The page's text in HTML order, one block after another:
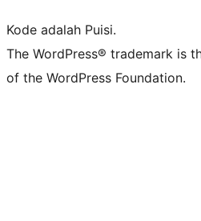
Kode adalah Puisi.
The WordPress® trademark is
of the WordPress Foundation.